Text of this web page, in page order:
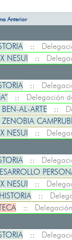
Anterior
::
NESUI ::
::
:: Delegación
AL-ARTE ::
ZENOBIA CAMPRUBÍ
NESUI ::
::
NESUI ::
::
::
::